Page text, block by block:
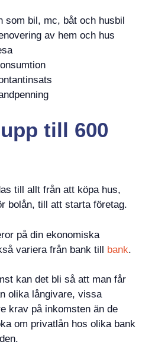
som bil, mc, båt och husbil
av hem och hus
till 600
till allt från att köpa hus,
bolån, till att starta företag.
på din ekonomiska
variera från bank till bank.
kan det bli så att man får
olika långivare, vissa
krav på inkomsten än de
om privatlån hos olika bank